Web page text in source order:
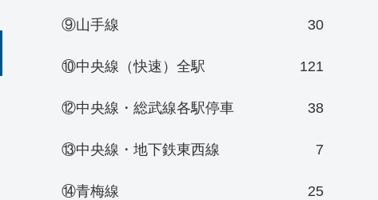
⑨山手線 30
⑩中央線（快速）全駅 121
⑫中央線・総武線各駅停車 38
⑬中央線・地下鉄東西線 7
⑭青梅線 25